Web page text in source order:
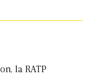
la RATP